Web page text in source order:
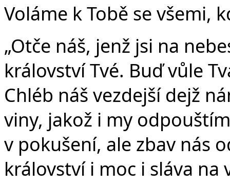
Voláme k Tobě se všemi,
„Otče náš, jenž jsi na
království Tvé. Buď vůle
Chléb náš vezdejší dejž
viny, jakož i my
v pokušení, ale zbav nás
království i moc i sláva na